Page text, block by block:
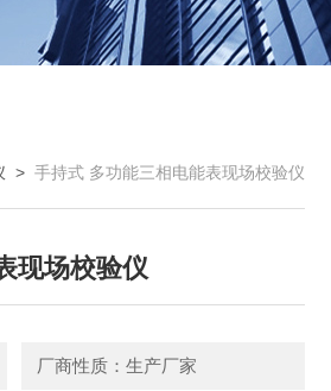
> 手持式 多功能三相电能表现场校验仪
现场校验仪
厂商性质：生产厂家